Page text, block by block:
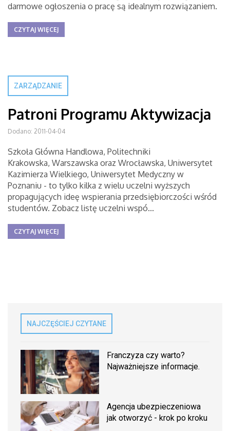
darmowe ogłoszenia o pracę są idealnym rozwiązaniem.
CZYTAJ WIĘCEJ
ZARZĄDZANIE
Patroni Programu Aktywizacja
Dodano: 2011-04-04
Szkoła Główna Handlowa, Politechniki
Krakowska, Warszawska oraz Wrocławska, Uniwersytet
Kazimierza Wielkiego, Uniwersytet Medyczny w
Poznaniu - to tylko kilka z wielu uczelni wyższych
propagujących ideę wspierania przedsiębiorczości wśród
studentów. Zobacz listę uczelni wspó...
CZYTAJ WIĘCEJ
NAJCZĘŚCIEJ CZYTANE
Franczyza czy warto?
Najważniejsze informacje.
Agencja ubezpieczeniowa
jak otworzyć - krok po kroku